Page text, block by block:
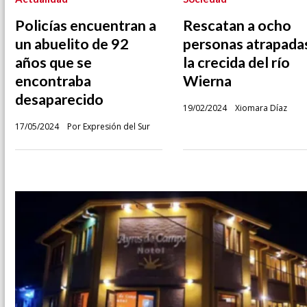
Policías encuentran a
un abuelito de 92
años que se
encontraba
desaparecido
Por Expresión del Sur
17/05/2024
Rescatan a ocho
personas
la crecida del río
Wierna
Xiomara Díaz
19/02/2024